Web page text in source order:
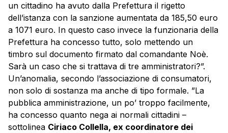
un cittadino ha avuto dalla Prefettura il rigetto
dell’istanza con la sanzione aumentata da 185,50 euro
a 1071 euro. In questo caso invece la funzionaria della
Prefettura ha concesso tutto, solo mettendo un
timbro sul documento firmato dal comandante Noè.
Sarà un caso che si trattava di tre amministratori?”.
Un’anomalia, secondo l’associazione di consumatori,
non solo di sostanza ma anche di tipo formale. ”La
pubblica amministrazione, un po’ troppo facilmente,
ha concesso quanto nega ai normali cittadini –
sottolinea Ciriaco Collella, ex coordinatore dei